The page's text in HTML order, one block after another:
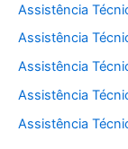
Assistência
Assistência
Assistência
Assistência
Assistência